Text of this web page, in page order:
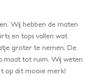
Wij hebben de maten
en tops vallen wat
groter te nemen. De
maat tot ruim. Wij weten
op dit mooie merk!